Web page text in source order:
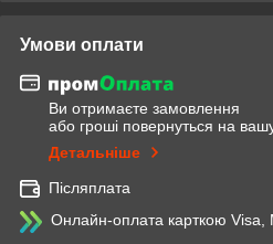
Умови оплати
Ви отримаєте замовлення
або гроші повернуться на
Детальніше
Післяплата
Онлайн-оплата карткою Visa,